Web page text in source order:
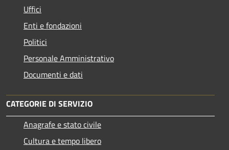
Uffici
Enti e fondazioni
Politici
Personale Amministrativo
Documenti e dati
CATEGORIE DI SERVIZIO
Anagrafe e stato civile
Cultura e tempo libero